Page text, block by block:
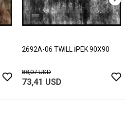
2692A-06 TWILL İPEK 90X90
88,07 USD
73,41 USD